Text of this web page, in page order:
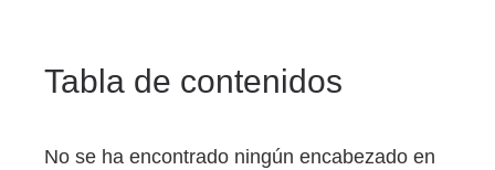
Tabla de contenidos
No se ha encontrado ningún encabezado en